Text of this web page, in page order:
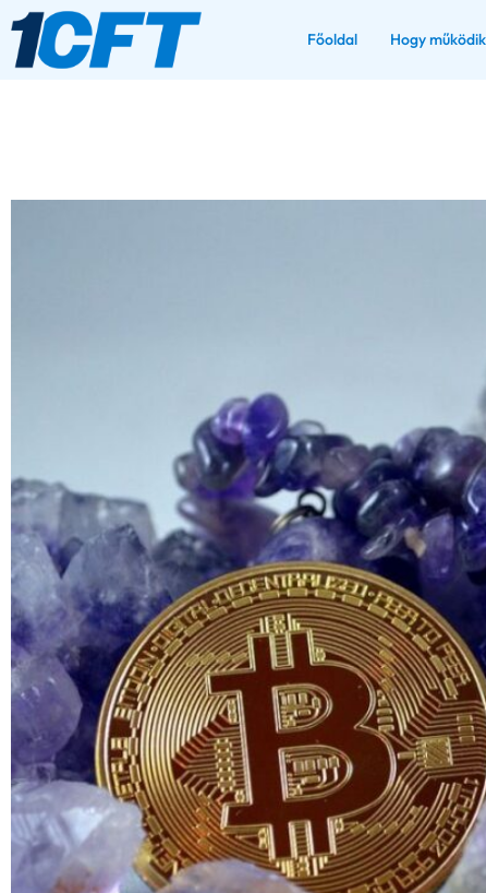
Főoldal Hogy működik